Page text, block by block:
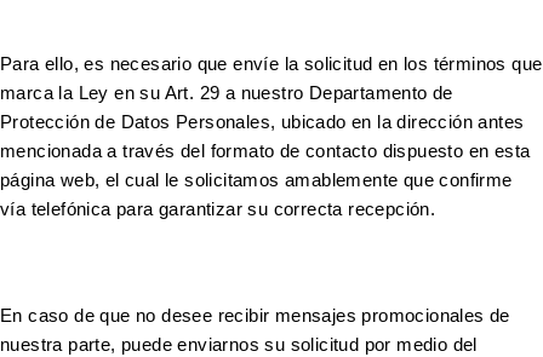
Para ello, es necesario que envíe la solicitud en los términos que
marca la Ley en su Art. 29 a nuestro Departamento de
Protección de Datos Personales, ubicado en la dirección antes
mencionada a través del formato de contacto dispuesto en esta
página web, el cual le solicitamos amablemente que confirme
vía telefónica para garantizar su correcta recepción.
En caso de que no desee recibir mensajes promocionales de
nuestra parte, puede enviarnos su solicitud por medio del